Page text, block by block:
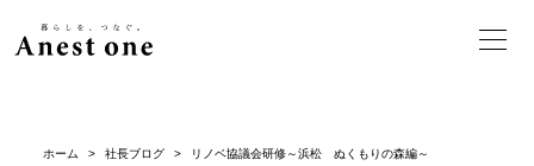
ホーム > 社長ブログ > リノベ協議会研修～浜松 ぬくもりの森編～